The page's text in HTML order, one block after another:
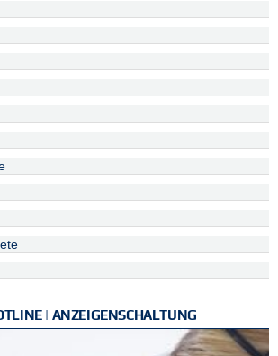
| ANZEIGENSCHALTUNG